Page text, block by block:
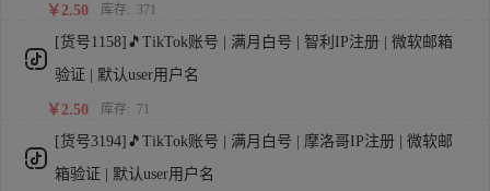
￥2.50 库存: 371
[货号1158]🎵TikTok账号 | 满月白号 | 智利IP注册 | 微软邮箱
验证 | 默认user用户名
￥2.50 库存: 71
[货号3194]🎵TikTok账号 | 满月白号 | 摩洛哥IP注册 | 微软邮
箱验证 | 默认user用户名